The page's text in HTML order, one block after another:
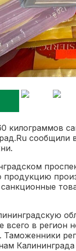
килограммов
сообщили
продукцию
в регион